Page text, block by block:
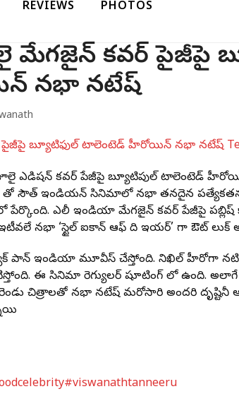
REVIEWS PHOTOS
మేగజైన్ కవర్ పైజీపై
నభా నటేష్
ఎడిషన్ కవర్ పేజీపై బ్యూటిపుల్ టాలెంటెడ్
తో సౌత్ ఇండియన్ సినిమాలో నభా తనదైన
ఎలీ ఇండియా మేగజైన్ కవర్ పేజీపై పబ్లిష్
నభా ‘స్టైల్ ఐకాన్ ఆఫ్ ది ఇయర్’ గా ఔట్ లుక్
పాన్ ఇండియా మూవీస్ చేస్తోంది. నిఖిల్ హీరోగా
ఈ సినిమా రెగ్యులర్ షూటింగ్ లో ఉంది.
చిత్రాలతో నభా నటేష్ మరోసారి అందరి దృష్టినీ
#viswanathtanneeru